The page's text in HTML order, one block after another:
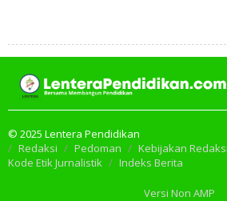
© 2025 Lentera Pendidikan
Redaksi
Pedoman
Kebijakan Redaksi
Kode Etik Jurnalistik
Indeks Berita
Versi Non AMP